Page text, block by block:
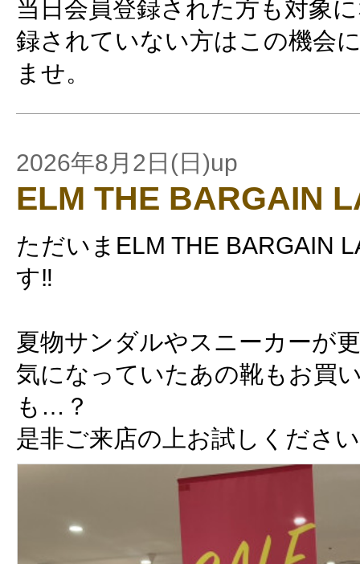
当日会員登録された方も対象
録されていない方はこの機会
ませ。
2026年8月2日(日)up
ELM THE BARGAIN
ただいまELM THE BARGAIN
す‼️
夏物サンダルやスニーカーが更
気になっていたあの靴もお買
も…？
是非ご来店の上お試しくださ